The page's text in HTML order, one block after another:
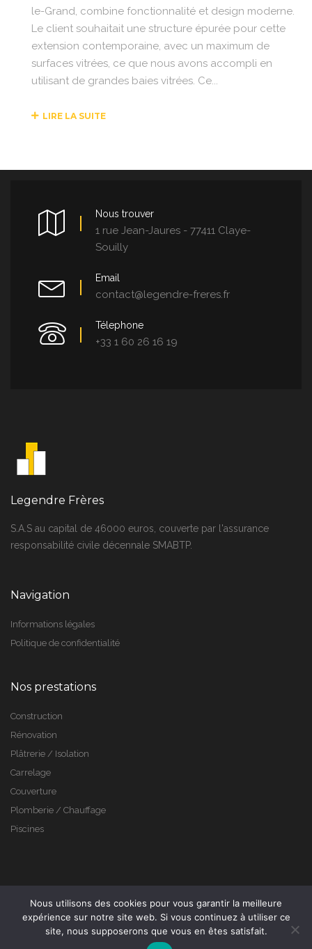
le-Grand, combine fonctionnalité et design moderne.
Le client souhaitait une structure épurée pour cette
extension contemporaine, avec un maximum de
surfaces vitrées, ce que nous avons accompli en
utilisant de grandes baies vitrées. Ce...
LIRE LA SUITE
Nous trouver
1 rue Jean-Jaures - 77411 Claye-
Souilly
Email
contact@legendre-freres.fr
Télephone
+33 1 60 26 16 19
Legendre Frères
S.A.S au capital de 46000 euros, couverte par l'assurance
responsabilité civile décennale SMABTP.
Navigation
Informations légales
Politique de confidentialité
Nos prestations
Construction
Rénovation
Plâtrerie / Isolation
Carrelage
Couverture
Plomberie / Chauffage
Piscines
@2019 - Réalisation
Nous utilisons des cookies pour vous garantir la meilleure
expérience sur notre site web. Si vous continuez à utiliser ce
site, nous supposerons que vous en êtes satisfait.